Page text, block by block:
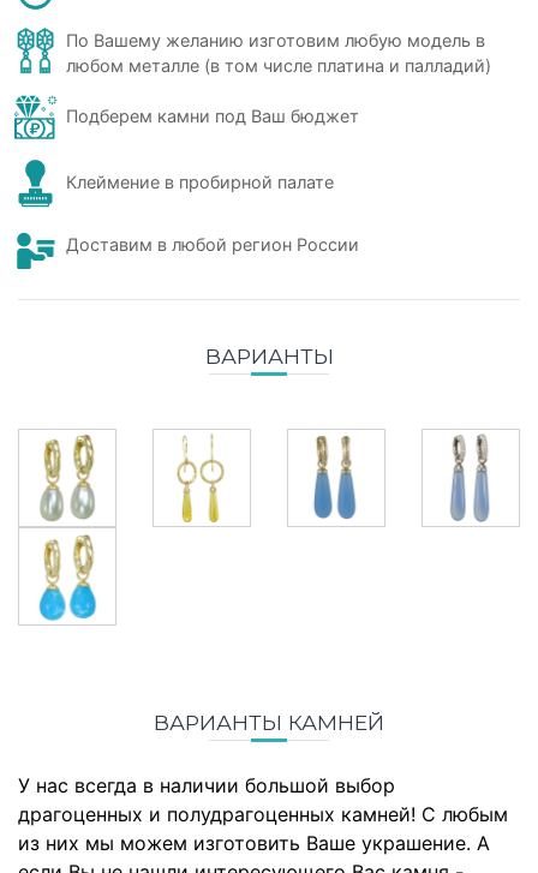
По Вашему желанию изготовим любую модель в
любом металле (в том числе платина и палладий)
Подберем камни под Ваш бюджет
Клеймение в пробирной палате
Доставим в любой регион России
ВАРИАНТЫ
ВАРИАНТЫ КАМНЕЙ
У нас всегда в наличии большой выбор
драгоценных и полудрагоценных камней! С любым
из них мы можем изготовить Ваше украшение. А